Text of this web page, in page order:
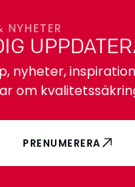
NYHETER
nyheter,
om
PRENUMERERA